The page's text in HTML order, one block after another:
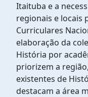
Itaituba e a
regionais e locais
Curriculares
elaboração da
História por
priorizem a
existentes de
destacam a área